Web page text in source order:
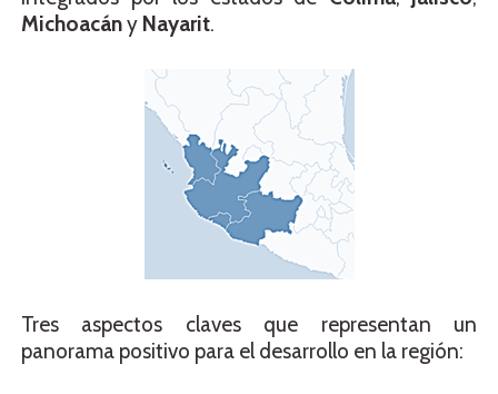
Michoacány Nayarit.
Tres aspectos claves que representan un
panorama positivo para el desarrollo en la región: